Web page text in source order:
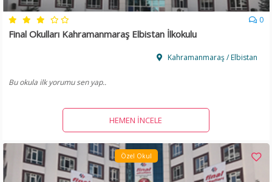
0
Final Okulları Kahramanmaraş Elbistan İlkokulu
Kahramanmaraş / Elbistan
Bu okula ilk yorumu sen yap..
HEMEN İNCELE
Özel Okul